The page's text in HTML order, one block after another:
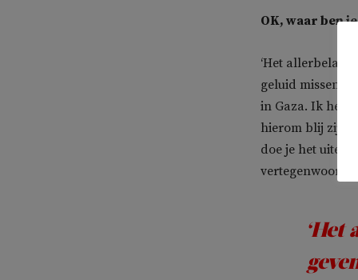
OK, waar ben
‘Het
geluid missen
in Gaza. Ik heb
hierom blij zijn
doe je het